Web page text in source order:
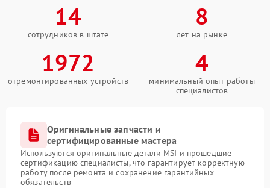
14
сотрудников в штате
8
лет на рынке
1972
отремонтированных устройств
4
минимальный опыт работы
специалистов
Оригинальные запчасти и
сертифицированные мастера
Используются оригинальные детали MSI и прошедшие
сертификацию специалисты, что гарантирует корректную
работу после ремонта и сохранение гарантийных
обязательств